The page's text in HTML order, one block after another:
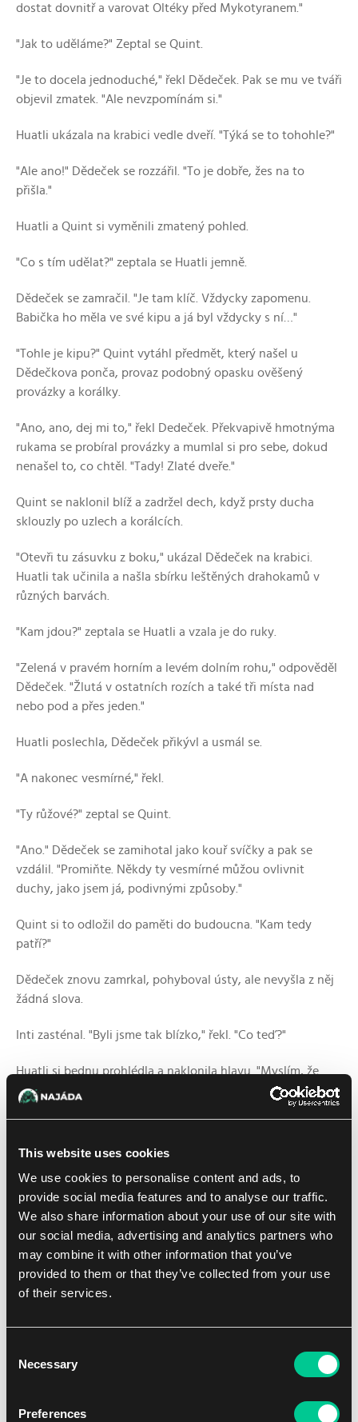
This website uses cookies
We use cookies to personalise content and ads, to
provide social media features and to analyse our traffic.
We also share information about your use of our site with
our social media, advertising and analytics partners who
may combine it with other information that you’ve
provided to them or that they’ve collected from your use
of their services.
Selection
Necessary
Preferences
dostat dovnitř a varovat Oltéky před Mykotyranem."
"Jak to uděláme?" Zeptal se Quint.
"Je to docela jednoduché," řekl Dědeček. Pak se mu ve tváři
objevil zmatek. "Ale nevzpomínám si."
Huatli ukázala na krabici vedle dveří. "Týká se to tohohle?"
"Ale ano!" Dědeček se rozzářil. "To je dobře, žes na to
přišla."
Huatli a Quint si vyměnili zmatený pohled.
"Co s tím udělat?" zeptala se Huatli jemně.
Dědeček se zamračil. "Je tam klíč. Vždycky zapomenu.
Babička ho měla ve své kipu a já byl vždycky s ní…"
"Tohle je kipu?" Quint vytáhl předmět, který našel u
Dědečkova ponča, provaz podobný opasku ověšený
provázky a korálky.
"Ano, ano, dej mi to," řekl Dedeček. Překvapivě hmotnýma
rukama se probíral provázky a mumlal si pro sebe, dokud
nenašel to, co chtěl. "Tady! Zlaté dveře."
Quint se naklonil blíž a zadržel dech, když prsty ducha
sklouzly po uzlech a korálcích.
"Otevři tu zásuvku z boku," ukázal Dědeček na krabici.
Huatli tak učinila a našla sbírku leštěných drahokamů v
různých barvách.
"Kam jdou?" zeptala se Huatli a vzala je do ruky.
"Zelená v pravém horním a levém dolním rohu," odpověděl
Dědeček. "Žlutá v ostatních rozích a také tři místa nad
nebo pod a přes jeden."
Huatli poslechla, Dědeček přikývl a usmál se.
"A nakonec vesmírné," řekl.
"Ty růžové?" zeptal se Quint.
"Ano." Dědeček se zamihotal jako kouř svíčky a pak se
vzdálil. "Promiňte. Někdy ty vesmírné můžou ovlivnit
duchy, jako jsem já, podivnými způsoby."
Quint si to odložil do paměti do budoucna. "Kam tedy
patří?"
Dědeček znovu zamrkal, pohyboval ústy, ale nevyšla z něj
žádná slova.
Inti zasténal. "Byli jsme tak blízko," řekl. "Co teď?"
Huatli si bednu prohlédla a naklonila hlavu. "Myslím, že
tenhle vzorec znám."
korálků umístila do středových skříněk, které vytvořily tvar
jako stylizovaný had.
Jakmile byl položen poslední korálek, krabička slabě
zazářila a narůžovělý lesk se rozšířil na dveře a jejich
piktogramy. Prasklinou ve spáře nyní neuzavřeného
portálu, která se otevřela přívalem překvapivě chladného
I když chtěl Quint vtrhnout dovnitř a vychutnat si vzrušení
z objevu, nechal Huatli jít v čele a ostatní válečníky po
to, aby se do něj vešel tucet lidí. Chodba se prudce